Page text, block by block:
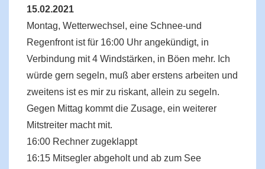
15.02.2021
Montag, Wetterwechsel, eine Schnee-und
Regenfront ist für 16:00 Uhr angekündigt, in
Verbindung mit 4 Windstärken, in Böen mehr. Ich
würde gern segeln, muß aber erstens arbeiten und
zweitens ist es mir zu riskant, allein zu segeln.
Gegen Mittag kommt die Zusage, ein weiterer
Mitstreiter macht mit.
16:00 Rechner zugeklappt
16:15 Mitsegler abgeholt und ab zum See